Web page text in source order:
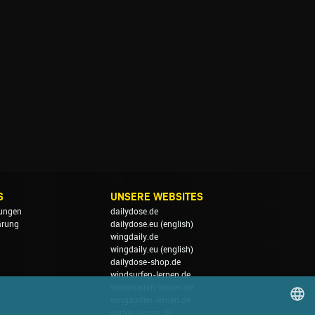
UNSERE WEBSITES
dailydose.de
dailydose.eu (english)
wingdaily.de
wingdaily.eu (english)
dailydose-shop.de
windsurfen-lernen.de